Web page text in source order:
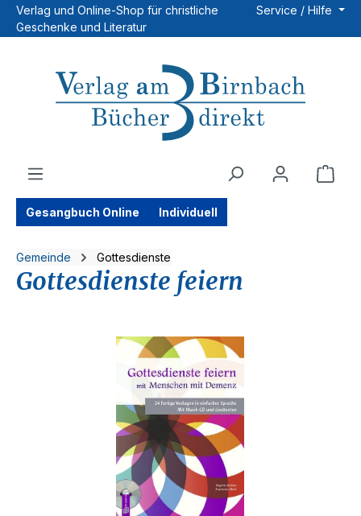
Zum Hauptinhalt springen
Verlag und Online-Shop für christliche
Geschenke und Literatur
Service / Hilfe
Gesangbuch Online Individuell
Gemeinde Gottesdienste
Gottesdienste feiern
Bildergalerie überspringen